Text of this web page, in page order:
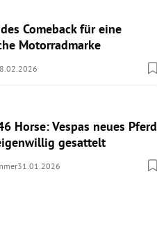
Comeback für eine
Motorradmarke
Horse: Vespas neues Pferd
gesattelt
31.01.2026